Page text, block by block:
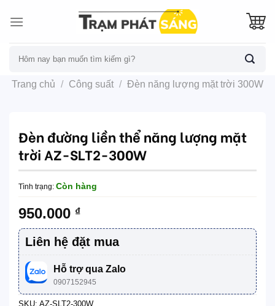
Tìm
Trang chủ / Công suất / Đèn năng lượng mặt trời 300W
Đèn đường liền thể năng lượng mặt
trời AZ-SLT2-300W
Tình trạng: Còn hàng
950.000 ₫
Liên hệ đặt mua
Hỗ trợ qua Zalo
0907152945
SKU: AZ-SLT2-300W